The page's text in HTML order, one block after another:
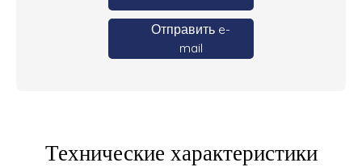
Отправить e-
mail
Технические характеристики